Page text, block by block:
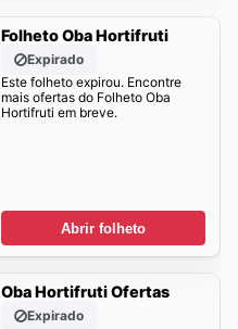
Folheto Oba Hortifruti
Expirado
Este folheto expirou. Encontre
mais ofertas do Folheto Oba
Hortifruti em breve.
Abrir folheto
Oba Hortifruti Ofertas
Expirado